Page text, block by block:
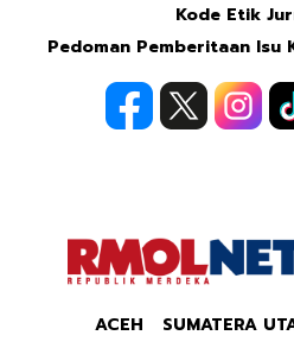
Kode Etik
Pedoman Pemberitaan Isu
ACEH SUMATERA